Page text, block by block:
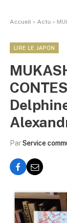
Accueil » Actu »
LIRE LE JAPON
ParService